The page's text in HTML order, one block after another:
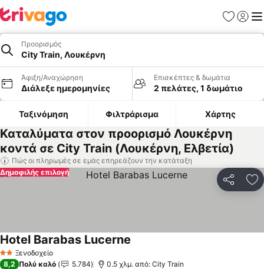
Προορισμός
City Train, Λουκέρνη
Άφιξη/Αναχώρηση
Διάλεξε ημερομηνίες
Επισκέπτες & δωμάτια
2 πελάτες, 1 δωμάτιο
Ταξινόμηση Φιλτράρισμα Χάρτης
Καταλύματα στον προορισμό Λουκέρνη
κοντά σε City Train (Λουκέρνη, Ελβετία)
Πώς οι πληρωμές σε εμάς επηρεάζουν την κατάταξη
Δημοφιλής επιλογή
2 ΑστέριαΞενοδοχείο
Hotel Barabas Lucerne
8,2 Πολύ καλό 5.784 0.5 χλμ. από: City Train